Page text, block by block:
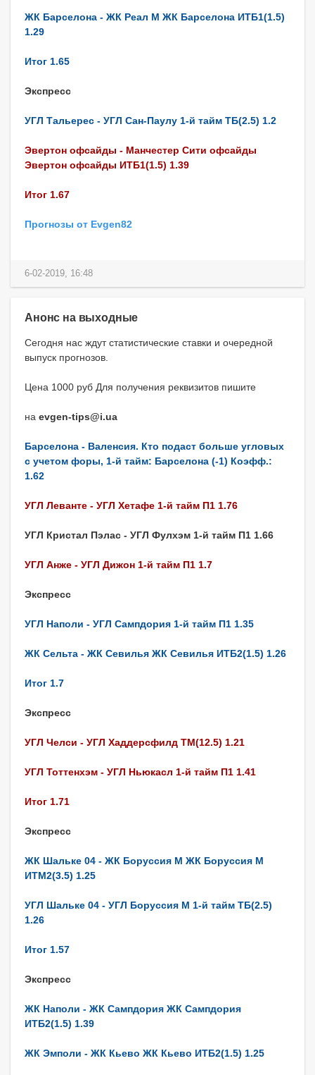
ЖК Барселона - ЖК Реал М ЖК Барселона ИТБ1(1.5)
1.29
Итог 1.65
Экспресс
УГЛ Тальерес - УГЛ Сан-Паулу 1-й тайм ТБ(2.5) 1.2
Эвертон офсайды - Манчестер Сити офсайды
Эвертон офсайды ИТБ1(1.5) 1.39
Итог 1.67
Прогнозы от Evgen82
6-02-2019, 16:48
Анонс на выходные
Сегодня нас ждут статистические ставки и очередной
выпуск прогнозов.
Цена 1000 руб Для получения реквизитов пишите
на evgen-tips@i.ua
Барселона - Валенсия. Кто подаст больше угловых
с учетом форы, 1-й тайм: Барселона (-1) Коэфф.:
1.62
УГЛ Леванте - УГЛ Хетафе 1-й тайм П1 1.76
УГЛ Кристал Пэлас - УГЛ Фулхэм 1-й тайм П1 1.66
УГЛ Анже - УГЛ Дижон 1-й тайм П1 1.7
Экспресс
УГЛ Наполи - УГЛ Сампдория 1-й тайм П1 1.35
ЖК Сельта - ЖК Севилья ЖК Севилья ИТБ2(1.5) 1.26
Итог 1.7
Экспресс
УГЛ Челси - УГЛ Хаддерсфилд ТМ(12.5) 1.21
УГЛ Тоттенхэм - УГЛ Ньюкасл 1-й тайм П1 1.41
Итог 1.71
Экспресс
ЖК Шальке 04 - ЖК Боруссия М ЖК Боруссия М
ИТМ2(3.5) 1.25
УГЛ Шальке 04 - УГЛ Боруссия М 1-й тайм ТБ(2.5)
1.26
Итог 1.57
Экспресс
ЖК Наполи - ЖК Сампдория ЖК Сампдория
ИТБ2(1.5) 1.39
ЖК Эмполи - ЖК Кьево ЖК Кьево ИТБ2(1.5) 1.25